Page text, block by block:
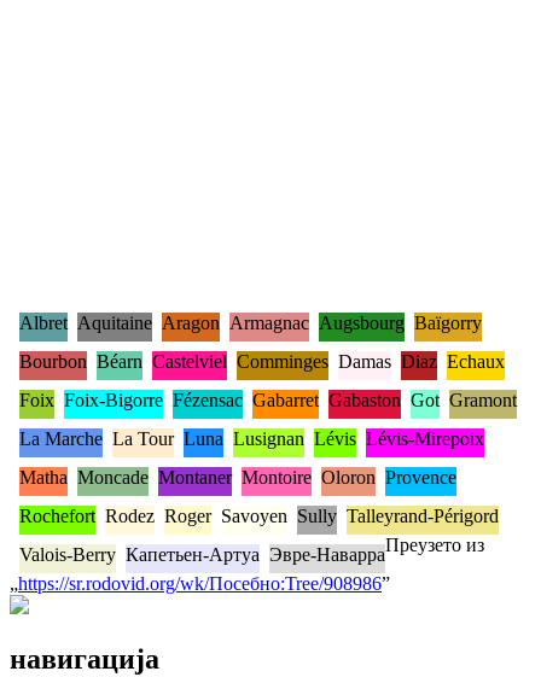
Albret Aquitaine Aragon Armagnac Augsbourg Baïgorry
Bourbon Béarn Castelviel Comminges Damas Diaz Echaux
Foix Foix-Bigorre Fézensac Gabarret Gabaston Got Gramont
La Marche La Tour Luna Lusignan Lévis Lévis-Mirepoix
Matha Moncade Montaner Montoire Oloron Provence
Rochefort Rodez Roger Savoyen Sully Talleyrand-Périgord
Valois-Berry Капетьен-Артуа Эвре-НаварраПреузето из
„https://sr.rodovid.org/wk/Посебно:Tree/908986”
навигација